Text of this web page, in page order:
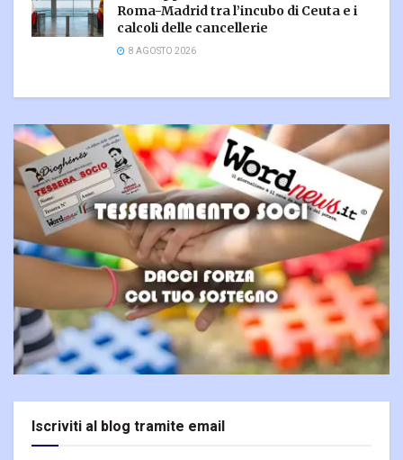
Roma-Madrid tra l’incubo di Ceuta e i
calcoli delle cancellerie
8 AGOSTO 2026
Iscriviti al blog tramite email